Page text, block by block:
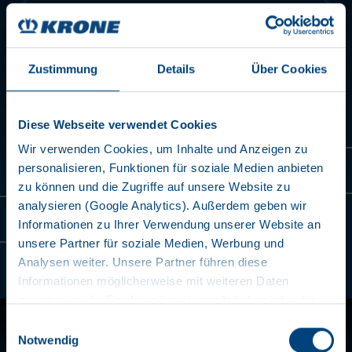
Zustimmung Details Über Cookies
Diese Webseite verwendet Cookies
Wir verwenden Cookies, um Inhalte und Anzeigen zu
personalisieren, Funktionen für soziale Medien anbieten
zu können und die Zugriffe auf unsere Website zu
analysieren (Google Analytics). Außerdem geben wir
Informationen zu Ihrer Verwendung unserer Website an
unsere Partner für soziale Medien, Werbung und
Analysen weiter. Unsere Partner führen diese
Informationen möglicherweise mit weiteren Daten
haben. Wir setzen im Rahmen des Trackings auch
Notwendig
auf die unterschiedlichen Containergrößen. Diese
Lösung spart Zeit und reduziert das Risiko von
Fehlbedienungen. Erfahrene Fahrer schätzen die
Handhabung und die präzisen Einstellmöglichkeiten.
Liner ermöglicht somit einen reibungslosen und
Box Liners sind herausragend in der Branche.
Mehr erfahren